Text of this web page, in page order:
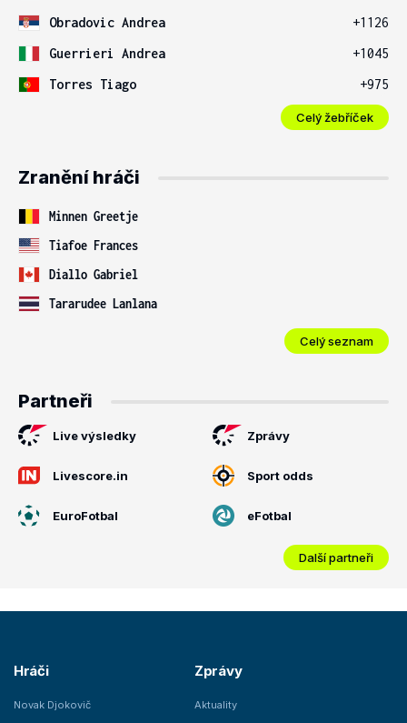
Obradovic Andrea
+1126
Guerrieri Andrea
+1045
Torres Tiago
+975
Celý žebříček
Zranění hráči
Minnen Greetje
Tiafoe Frances
Diallo Gabriel
Tararudee Lanlana
Celý seznam
Partneři
Live výsledky Zprávy
Livescore.in Sport odds
EuroFotbal eFotbal
Další partneři
Hráči
Novak Djokovič
Zprávy
Aktuality